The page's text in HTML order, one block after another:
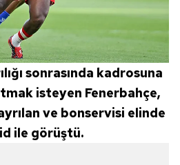
sonrasında kadrosuna
isteyen Fenerbahçe,
ve bonservisi elinde
ile görüştü.